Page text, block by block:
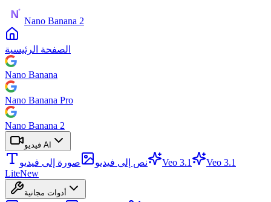
Nano Banana 2
الصفحة الرئيسية
Nano Banana
Nano Banana Pro
Nano Banana 2
فيديو AI
نص إلى فيديو صورة إلى فيديو Veo 3.1
Veo 3.1
LiteNew
أدوات مجانية